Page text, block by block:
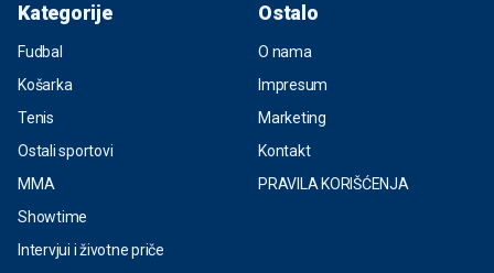
Kategorije
Fudbal
Košarka
Tenis
Ostali sportovi
MMA
Showtime
Intervjui i životne priče
Ostalo
O nama
Impresum
Marketing
Kontakt
PRAVILA KORIŠĆENJA